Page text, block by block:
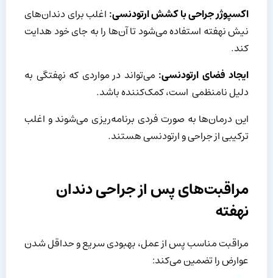
اکسپوژر جراحی با کشش ارتودنسی: اغلب برای دندان‌های
نیش نهفته استفاده می‌شود تا آن‌ها را به جای خود هدایت
کند.
ایجاد فضای ارتودنسی: می‌تواند در مواردی که نهفتگی به
دلیل نامنظمی است، کمک‌کننده باشد.
این درمان‌ها به صورت فردی برنامه‌ریزی می‌شوند و اغلب
ترکیبی از جراحی و ارتودنسی هستند.
مراقبت‌های پس از جراحی دندان
نهفته
مراقبت مناسب پس از عمل، بهبودی سریع و حداقل شدن
عوارض را تضمین می‌کند: